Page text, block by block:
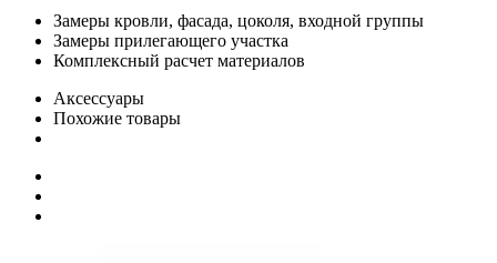
Замеры кровли, фасада, цоколя, входной группы
Замеры прилегающего участка
Комплексный расчет материалов
Аксессуары
Похожие товары